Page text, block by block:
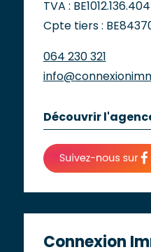
TVA : BE1012.136.404
Cpte tiers :
064 230 321
Découvrir
Connexion